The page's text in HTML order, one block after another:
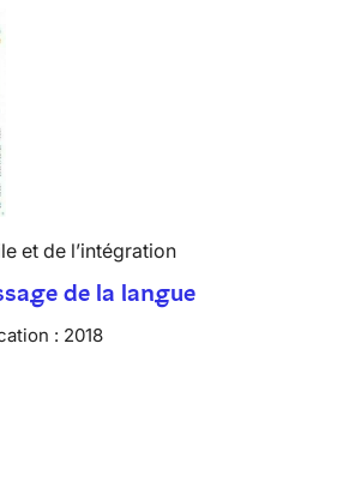
et de l’intégration
de la langue
: 2018